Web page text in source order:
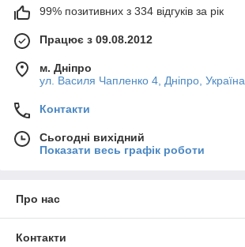
99% позитивних з 334 відгуків за рік
Працює з 09.08.2012
м. Дніпро
ул. Василя Чапленко 4, Дніпро, Україна
Контакти
Сьогодні вихідний
Показати весь графік роботи
Про нас
Контакти